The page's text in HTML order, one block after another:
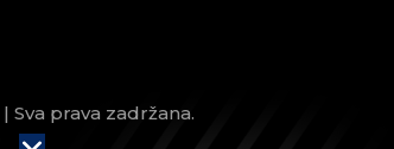
| Sva prava zadržana.